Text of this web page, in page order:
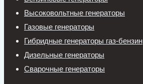
Высоковольтные генераторы
Газовые генераторы
Гибридные генераторы газ-бензин
Дизельные генераторы
Сварочные генераторы